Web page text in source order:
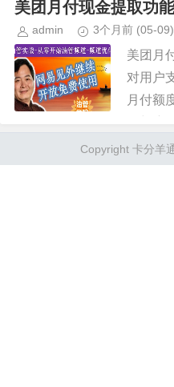
美团月付现金提取功
admin 3个月前 (05-09)
美团月
对用户
月付额
种设计
如临时
Copyright 卡分羊